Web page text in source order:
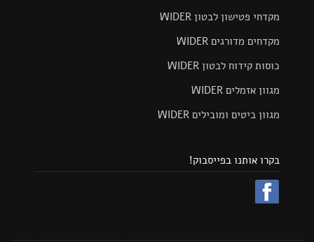
מקדחי פטישון לבטון WIDER
מקדחים מדורגים WIDER
כוסות קידוח לבטון WIDER
מגוון אזמלים WIDER
מגוון ביטים ומובילים WIDER
בקרו אותנו בפייסבוק!